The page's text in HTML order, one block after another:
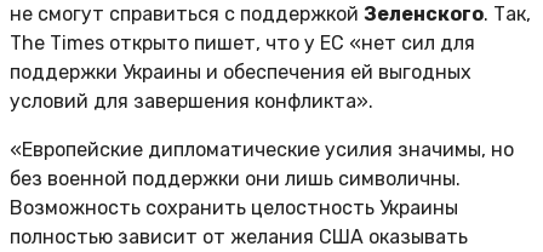
не смогут справиться с поддержкой Зеленского. Так,
The Times открыто пишет, что у ЕС «нет сил для
поддержки Украины и обеспечения ей выгодных
условий для завершения конфликта».
«Европейские дипломатические усилия значимы, но
без военной поддержки они лишь символичны.
Возможность сохранить целостность Украины
полностью зависит от желания США оказывать